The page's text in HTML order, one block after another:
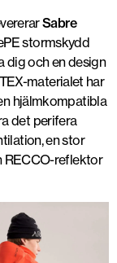
Sabre
stormskydd
dig och en design
materialet har
hjälmkompatibla
det perifera
en stor
RECCO-reflektor